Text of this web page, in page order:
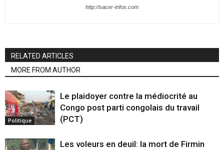
http://sacer-infos.com
RELATED ARTICLES
MORE FROM AUTHOR
Politique
Le plaidoyer contre la médiocrité au
Congo post parti congolais du travail
(PCT)
Les voleurs en deuil: la mort de Firmin